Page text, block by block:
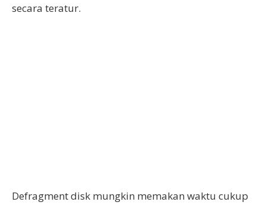
secara teratur.
Defragment disk mungkin memakan waktu cukup